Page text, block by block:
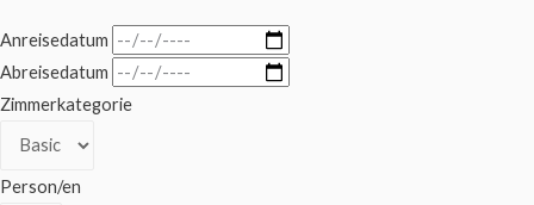
Anreisedatum
Abreisedatum
Zimmerkategorie
Person/en